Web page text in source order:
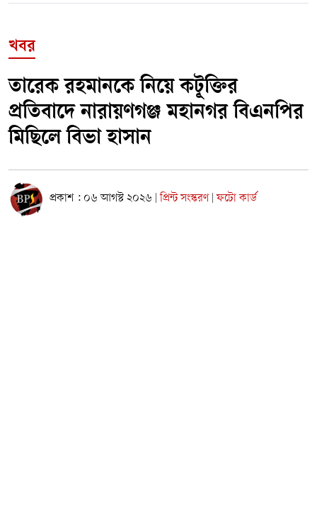
খবর
তারেক রহমানকে নিয়ে কটূক্তির
প্রতিবাদে নারায়ণগঞ্জ মহানগর বিএনপির
মিছিলে বিভা হাসান
প্রকাশ : ০৬ আগস্ট ২০২৬ প্রিন্ট সংস্করণ ফটো কার্ড